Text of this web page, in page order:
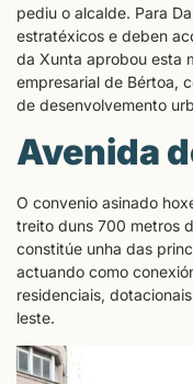
pediu o alcalde. Para
estratéxicos e deben
da Xunta aprobou esta
empresarial de Bértoa,
de desenvolvemento
Avenida
O convenio asinado
treito duns 700 metros
constitúe unha das
actuando como
residenciais,
leste.